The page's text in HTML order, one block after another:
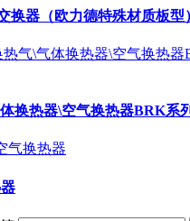
换器（欧力德特殊材质板型
换热器\空气换热器BRK系